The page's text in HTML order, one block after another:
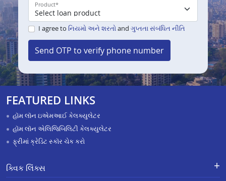
Product*
I agree to નિયમો અને શરતોand ગુપ્તતા સંબંધિત નીતિ
Send OTP to verify phone number
FEATURED LINKS
હૉમ લૉન ઇએમઆઈ કેલક્યુલેટર
હૉમ લૉન એલિજિબિલિટી કેલક્યુલેટર
ફ્રીમાં ક્રેડિટ સ્કૉર ચેક કરો
ક્વિક લિંક્સ